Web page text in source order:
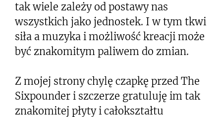
tak wiele zależy od postawy nas
wszystkich jako jednostek. I w tym tkwi
siła a muzyka i możliwość kreacji może
być znakomitym paliwem do zmian.
Z mojej strony chylę czapkę przed The
Sixpounder i szczerze gratuluję im tak
znakomitej płyty i całokształtu